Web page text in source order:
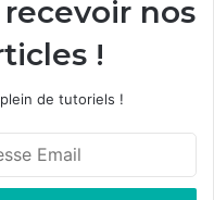
nos
!
de tutoriels !